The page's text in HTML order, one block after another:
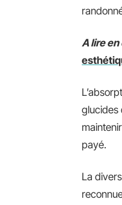
A lire
glucides
payé.
La